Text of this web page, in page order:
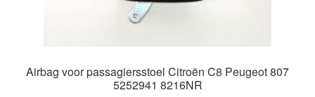
Airbag voor passagiersstoel Citroën C8 Peugeot 807
5252941 8216NR